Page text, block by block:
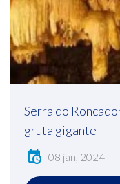
Serra do
gruta gigante
08 jan, 2024